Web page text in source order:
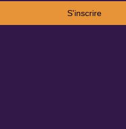
S'inscrire